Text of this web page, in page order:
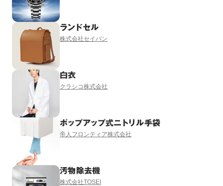
ランドセル
株式会社セイバン
白衣
クラシコ株式会社
ポップアップ式ニトリル手袋
帝人フロンティア株式会社
汚物除去機
株式会社TOSEI